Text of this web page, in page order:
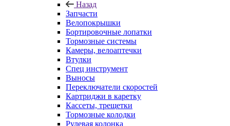
Назад
Запчасти
Велопокрышки
Бортировочные лопатки
Тормозные системы
Камеры, велоаптечки
Втулки
Спец инструмент
Выносы
Переключатели скоростей
Картриджи в каретку
Кассеты, трещетки
Тормозные колодки
Рулевая колонка